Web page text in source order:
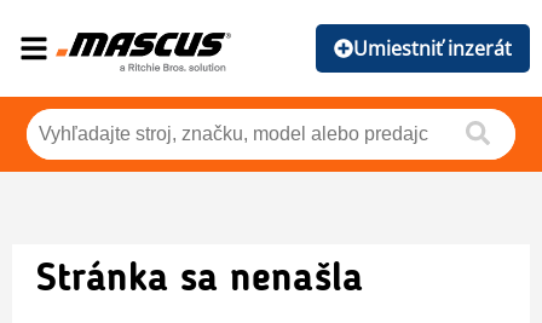
Umiestniť inzerát
Stránka sa nenašla